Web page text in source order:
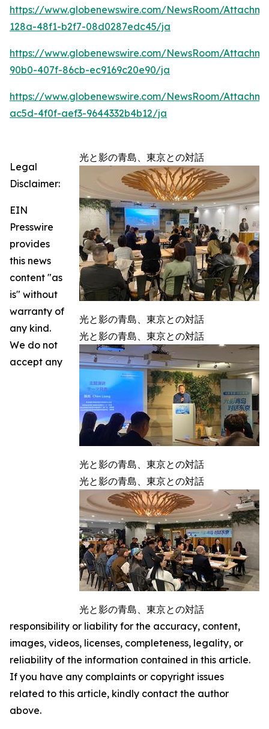
https://www.globenewswire.com/NewsRoom/
128a-48f1-b2f7-08d0287edc45/ja
https://www.globenewswire.com/NewsRoom/
90b0-407f-86cb-ec9169c20e90/ja
https://www.globenewswire.com/NewsRoom/
ac5d-4f0f-aef3-9644332b4b12/ja
光と影の青島、東京との対話
光と影の青島、東京との対話
光と影の青島、東京との対話
光と影の青島、東京との対話
光と影の青島、東京との対話
光と影の青島、東京との対話
Legal
Disclaimer:
EIN
Presswire
provides
this news
content "as
is" without
warranty of
any kind.
We do not
accept any
responsibility or liability for the accuracy, content,
images, videos, licenses, completeness, legality, or
reliability of the information contained in this article.
If you have any complaints or copyright issues
related to this article, kindly contact the author
above.